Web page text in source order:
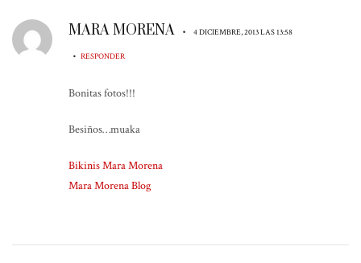
MARA MORENA • 4 DICIEMBRE, 2013 LAS 13:58
• RESPONDER
Bonitas fotos!!!
Besiños…muaka
Bikinis Mara Morena
Mara Morena Blog